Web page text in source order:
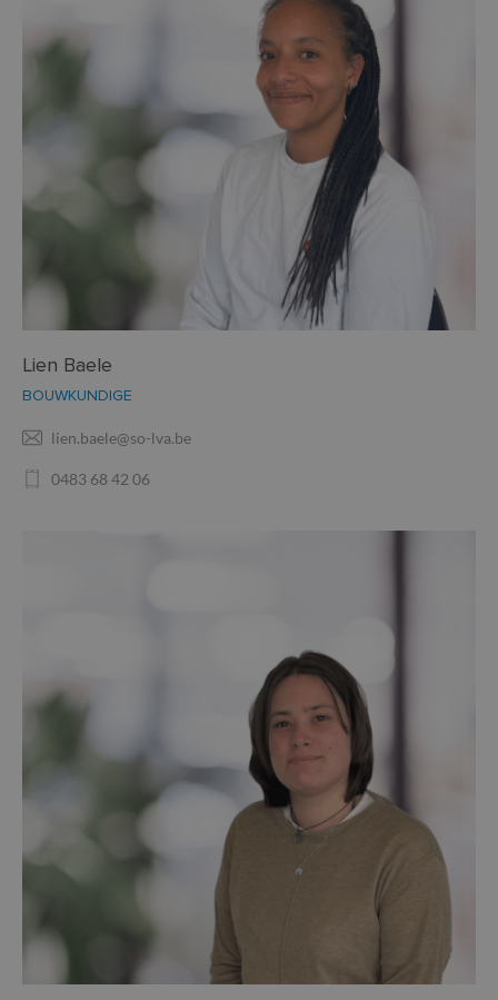
Lien Baele
BOUWKUNDIGE
lien.baele@so-lva.be
0483 68 42 06